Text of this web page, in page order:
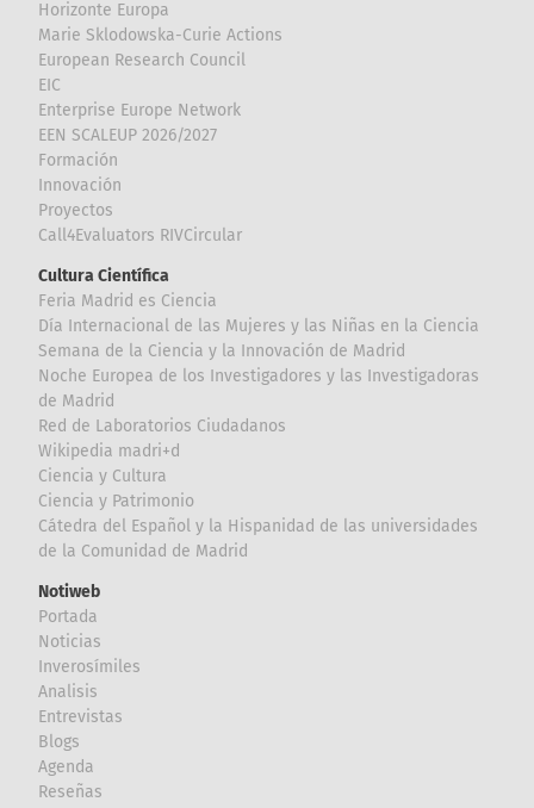
Horizonte Europa
Marie Sklodowska-Curie Actions
European Research Council
EIC
Enterprise Europe Network
EEN SCALEUP 2026/2027
Formación
Innovación
Proyectos
Call4Evaluators RIVCircular
Cultura Científica
Feria Madrid es Ciencia
Día Internacional de las Mujeres y las Niñas en la Ciencia
Semana de la Ciencia y la Innovación de Madrid
Noche Europea de los Investigadores y las Investigadoras
de Madrid
Red de Laboratorios Ciudadanos
Wikipedia madri+d
Ciencia y Cultura
Ciencia y Patrimonio
Cátedra del Español y la Hispanidad de las universidades
de la Comunidad de Madrid
Notiweb
Portada
Noticias
Inverosímiles
Analisis
Entrevistas
Blogs
Agenda
Reseñas